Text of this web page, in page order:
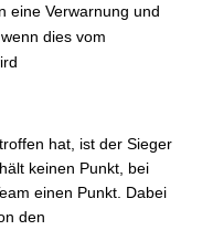
eine Verwarnung und
dies vom
hat, ist der Sieger
keinen Punkt, bei
einen Punkt. Dabei
den